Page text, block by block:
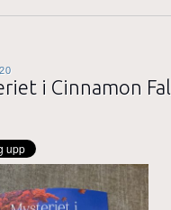
i Cinnamon